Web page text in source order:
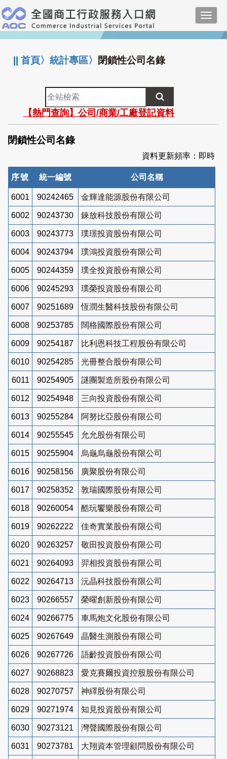
跳
到
主
要
:::
||首頁〉統計專區〉 閉鎖性公司名錄
全
站
檢
索
【熱門查詢】公司/商業/工廠登記資料
閉鎖性公司名錄
資料更新頻率：即時
序號 統一編號 公司名稱
6001 90242465 金輝達能源股份有限公司
6002 90243730 錸放科技股份有限公司
6003 90243773 璞璟投資股份有限公司
6004 90243794 璞鴻投資股份有限公司
6005 90244359 璞全投資股份有限公司
6006 90245293 璞榮投資股份有限公司
6007 90251689 恆潤生醫科技股份有限公司
6008 90253785 闊格國際股份有限公司
6009 90254187 比利恩科技工程股份有限公司
6010 90254285 光冊整合股份有限公司
6011 90254905 謎團製造所股份有限公司
6012 90254948 三向投資股份有限公司
6013 90255284 阿努比亞股份有限公司
6014 90255545 允允股份有限公司
6015 90255904 烏龜烏龜股份有限公司
6016 90258156 廣聚股份有限公司
6017 90258352 敦瑞國際股份有限公司
6018 90260054 酷玩饗樂股份有限公司
6019 90262222 佳奇實業股份有限公司
6020 90263257 敬田投資股份有限公司
6021 90264093 羿相投資股份有限公司
6022 90264713 沅晶科技股份有限公司
6023 90266557 榮曜創新股份有限公司
6024 90266775 車馬炮文化股份有限公司
6025 90267649 晶醫生測股份有限公司
6026 90267726 語齡投資股份有限公司
6027 90268823 愛克賽爾投資控股股份有限公司
6028 90270757 神繹股份有限公司
6029 90271974 知見投資股份有限公司
6030 90273121 灣聲國際股份有限公司
6031 90273781 大翔資本管理顧問股份有限公司